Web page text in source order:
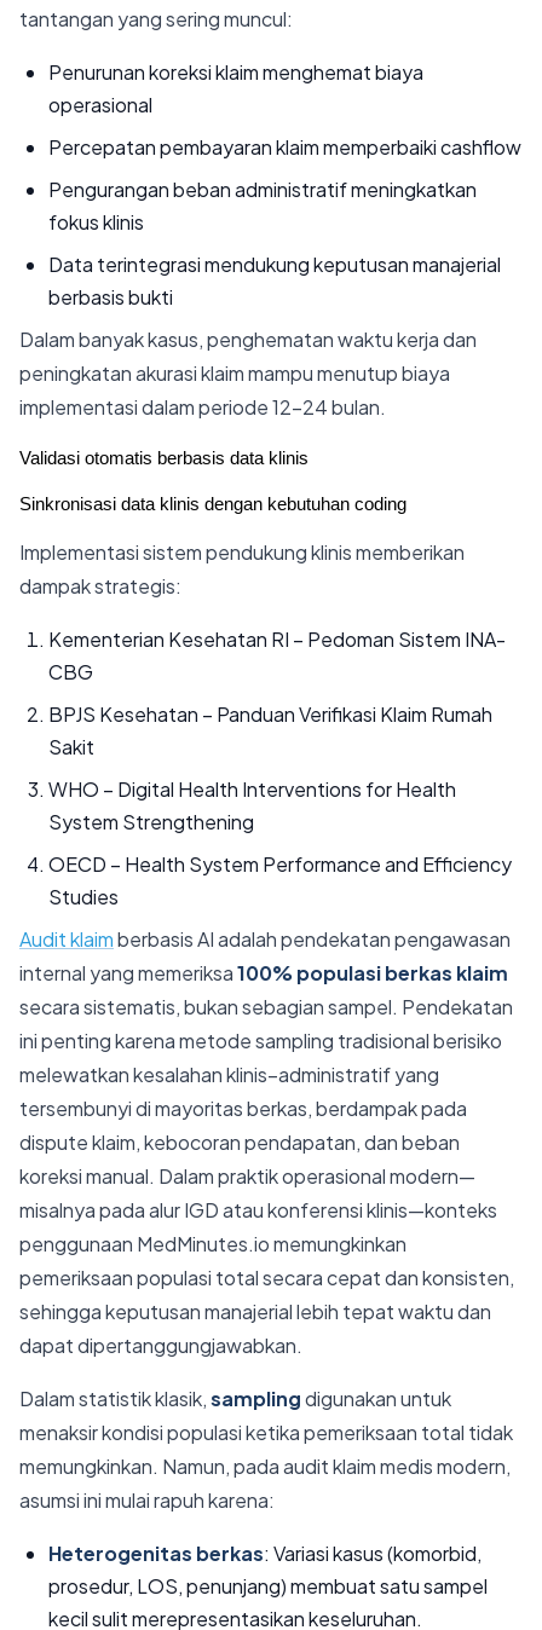
tantangan yang sering muncul:
Penurunan koreksi klaim menghemat biaya
operasional
Percepatan pembayaran klaim memperbaiki cashflow
Pengurangan beban administratif meningkatkan
fokus klinis
Data terintegrasi mendukung keputusan manajerial
berbasis bukti
Dalam banyak kasus, penghematan waktu kerja dan
peningkatan akurasi klaim mampu menutup biaya
implementasi dalam periode 12–24 bulan.
Validasi otomatis berbasis data klinis
Sinkronisasi data klinis dengan kebutuhan coding
Implementasi sistem pendukung klinis memberikan
dampak strategis:
Kementerian Kesehatan RI – Pedoman Sistem INA-
CBG
BPJS Kesehatan – Panduan Verifikasi Klaim Rumah
Sakit
WHO – Digital Health Interventions for Health
System Strengthening
OECD – Health System Performance and Efficiency
Studies
Audit klaimberbasis AI adalah pendekatan pengawasan
internal yang memeriksa100% populasi berkas klaim
secara sistematis, bukan sebagian sampel. Pendekatan
ini penting karena metode sampling tradisional berisiko
melewatkan kesalahan klinis–administratif yang
tersembunyi di mayoritas berkas, berdampak pada
dispute klaim, kebocoran pendapatan, dan beban
koreksi manual. Dalam praktik operasional modern—
misalnya pada alur IGD atau konferensi klinis—konteks
penggunaan MedMinutes.io memungkinkan
pemeriksaan populasi total secara cepat dan konsisten,
sehingga keputusan manajerial lebih tepat waktu dan
dapat dipertanggungjawabkan.
Dalam statistik klasik,samplingdigunakan untuk
menaksir kondisi populasi ketika pemeriksaan total tidak
memungkinkan. Namun, pada audit klaim medis modern,
asumsi ini mulai rapuh karena:
Heterogenitas berkas: Variasi kasus (komorbid,
prosedur, LOS, penunjang) membuat satu sampel
kecil sulit merepresentasikan keseluruhan.